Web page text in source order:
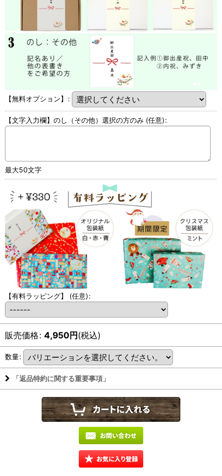
【無料オプション】 :
【文字入力欄】のし（その他）選択の方のみ (任意):
最大50文字
【有料ラッピング】 (任意):
販売価格: 4,950円(税込)
数量:
「返品特約に関する重要事項」